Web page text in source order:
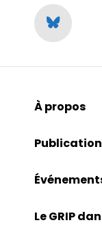
À propos
Le GRIP